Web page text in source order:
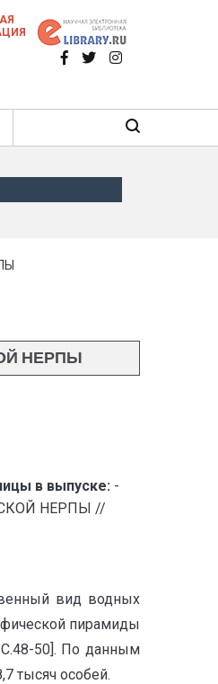
научном
НЕРПЫ
в выпуске: -
НЕРПЫ //
вид водных
пирамиды
С.48-50]. По данным
тысяч особей.